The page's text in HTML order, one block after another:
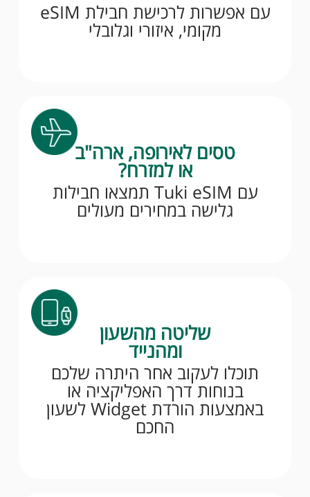
עם אפשרות לרכישת חבילת eSIM
מקומי, איזורי וגלובלי
טסים לאירופה, ארה"ב
או למזרח?
עם Tuki eSIM תמצאו חבילות
גלישה במחירים מעולים
שליטה מהשעון
ומהנייד
תוכלו לעקוב אחר היתרה שלכם
בנוחות דרך האפליקציה או
באמצעות הורדת Widget לשעון
החכם